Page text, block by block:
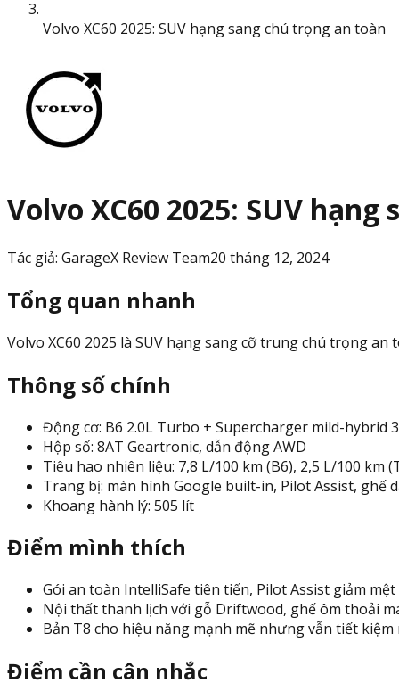
Volvo XC60 2025: SUV hạng sang chú trọng an toàn
Volvo XC60 2025: SUV
Tác giả: GarageX Review Team20 tháng 12, 2024
Tổng quan nhanh
Volvo XC60 2025 là SUV hạng sang cỡ trung chú trọng
Thông số chính
Động cơ: B6 2.0L Turbo + Supercharger mild-hybrid
Hộp số: 8AT Geartronic, dẫn động AWD
Tiêu hao nhiên liệu: 7,8 L/100 km (B6), 2,5 L/100 km
Trang bị: màn hình Google built-in, Pilot Assist, ghế
Khoang hành lý: 505 lít
Điểm mình thích
Gói an toàn IntelliSafe tiên tiến, Pilot Assist giảm
Nội thất thanh lịch với gỗ Driftwood, ghế ôm thoải
Bản T8 cho hiệu năng mạnh mẽ nhưng vẫn tiết kiệm
Điểm cần cân nhắc